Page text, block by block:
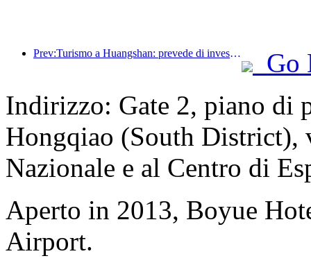
Prev:Turismo a Huangshan: prevede di investire 530 milioni di yuan nella ristrutturazione degli hotel
Go
Indirizzo: Gate 2, piano di
Hongqiao (South District),
Nazionale e al Centro di
Aperto in 2013, Boyue
Airport.